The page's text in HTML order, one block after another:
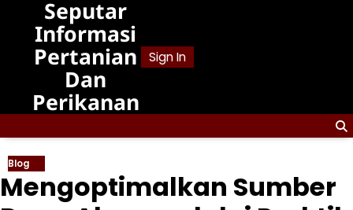
content
Seputar
Informasi
Pertanian
Dan
Perikanan
Sign In
Blog
Mengoptimalkan Sumber